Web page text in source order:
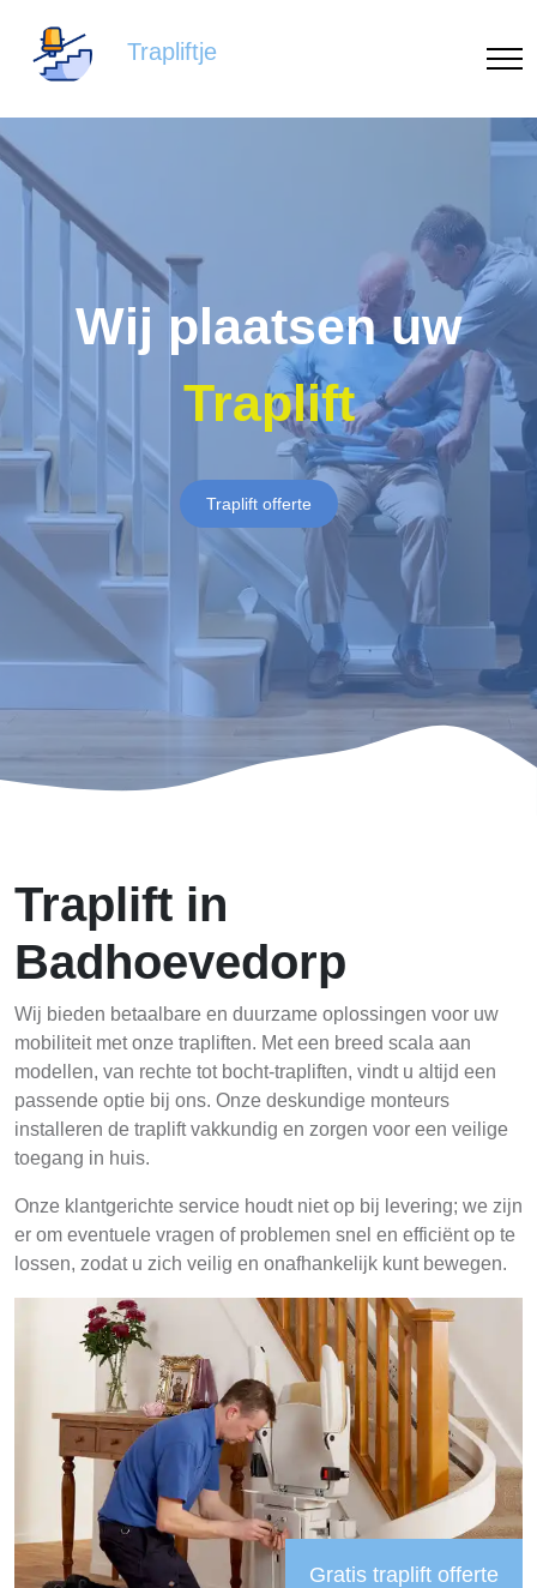
Trapliftje
Wij plaatsen uw
Traplift
Traplift offerte
Traplift in
Badhoevedorp
Wij bieden betaalbare en duurzame oplossingen voor uw
mobiliteit met onze trapliften. Met een breed scala aan
modellen, van rechte tot bocht-trapliften, vindt u altijd een
passende optie bij ons. Onze deskundige monteurs
installeren de traplift vakkundig en zorgen voor een veilige
toegang in huis.
Onze klantgerichte service houdt niet op bij levering; we zijn
er om eventuele vragen of problemen snel en efficiënt op te
lossen, zodat u zich veilig en onafhankelijk kunt bewegen.
Gratis traplift offerte